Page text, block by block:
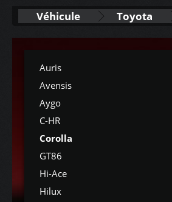
Véhicule Toyota
Auris
Avensis
Aygo
C-HR
Corolla
GT86
Hi-Ace
Hilux